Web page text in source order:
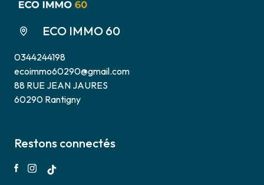
ECO IMMO 60
0344244198
ecoimmo60290@gmail.com
88 RUE JEAN JAURES
60290 Rantigny
Restons connectés